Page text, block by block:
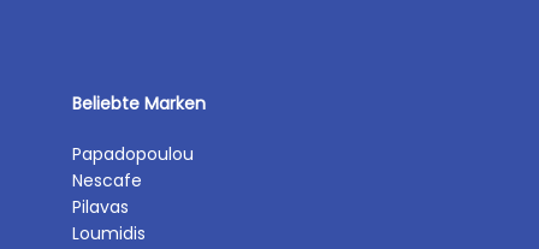
Beliebte Marken
Papadopoulou
Nescafe
Pilavas
Loumidis